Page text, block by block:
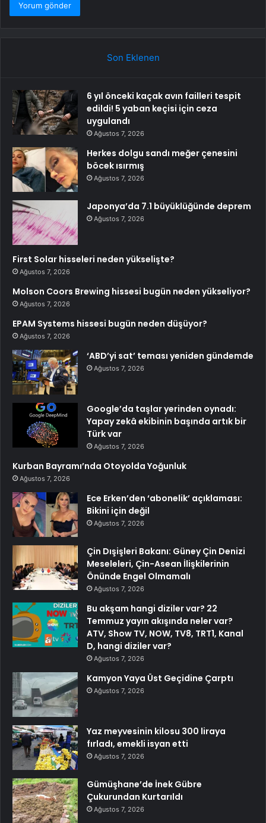
Son Eklenen
6 yıl önceki kaçak avın failleri tespit
edildi! 5 yaban keçisi için ceza
uygulandı
Ağustos 7, 2026
Herkes dolgu sandı meğer çenesini
böcek ısırmış
Ağustos 7, 2026
Japonya’da 7.1 büyüklüğünde deprem
Ağustos 7, 2026
First Solar hisseleri neden yükselişte?
Ağustos 7, 2026
Molson Coors Brewing hissesi bugün neden yükseliyor?
Ağustos 7, 2026
EPAM Systems hissesi bugün neden düşüyor?
Ağustos 7, 2026
‘ABD’yi sat’ teması yeniden gündemde
Ağustos 7, 2026
Google’da taşlar yerinden oynadı:
Yapay zekâ ekibinin başında artık bir
Türk var
Ağustos 7, 2026
Kurban Bayramı’nda Otoyolda Yoğunluk
Ağustos 7, 2026
Ece Erken’den ‘abonelik’ açıklaması:
Bikini için değil
Ağustos 7, 2026
Çin Dışişleri Bakanı: Güney Çin Denizi
Meseleleri, Çin-Asean İlişkilerinin
Önünde Engel Olmamalı
Ağustos 7, 2026
Bu akşam hangi diziler var? 22
Temmuz yayın akışında neler var?
ATV, Show TV, NOW, TV8, TRT1, Kanal
D, hangi diziler var?
Ağustos 7, 2026
Kamyon Yaya Üst Geçidine Çarptı
Ağustos 7, 2026
Yaz meyvesinin kilosu 300 liraya
fırladı, emekli isyan etti
Ağustos 7, 2026
Gümüşhane’de İnek Gübre
Çukurundan Kurtarıldı
Ağustos 7, 2026